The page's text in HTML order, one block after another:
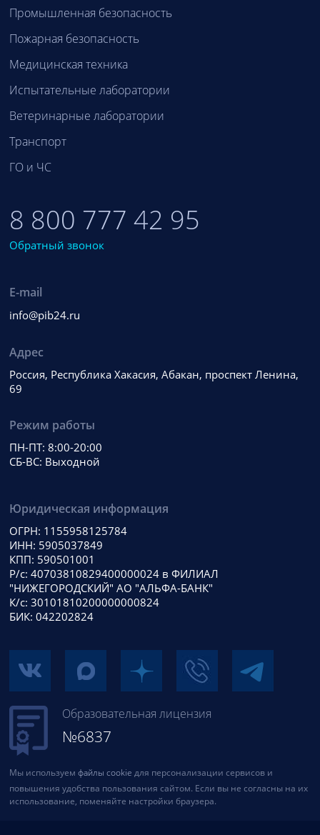
Промышленная безопасность
Пожарная безопасность
Медицинская техника
Испытательные лаборатории
Ветеринарные лаборатории
Транспорт
ГО и ЧС
8 800 777 42 95
Обратный звонок
E-mail
info@pib24.ru
Адрес
Россия, Республика Хакасия, Абакан, проспект Ленина,
69
Режим работы
ПН-ПТ: 8:00-20:00
СБ-ВС: Выходной
Юридическая информация
ОГРН: 1155958125784
ИНН: 5905037849
КПП: 590501001
Р/с: 40703810829400000024 в ФИЛИАЛ
"НИЖЕГОРОДСКИЙ" АО "АЛЬФА-БАНК"
К/с: 30101810200000000824
БИК: 042202824
Образовательная лицензия
№6837
Мы используем файлы cookie для персонализации сервисов и
повышения удобства пользования сайтом. Если вы не согласны на их
использование, поменяйте настройки браузера.